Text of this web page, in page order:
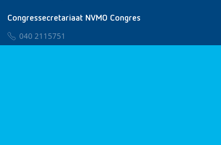
Congressecretariaat NVMO Congres
040 2115751